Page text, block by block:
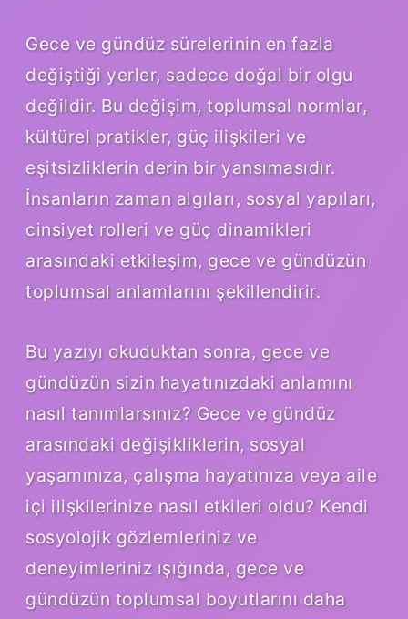
Gece ve gündüz sürelerinin en fazla
değiştiği yerler, sadece doğal bir olgu
değildir. Bu değişim, toplumsal normlar,
kültürel pratikler, güç ilişkileri ve
eşitsizliklerin derin bir yansımasıdır.
İnsanların zaman algıları, sosyal yapıları,
cinsiyet rolleri ve güç dinamikleri
arasındaki etkileşim, gece ve gündüzün
toplumsal anlamlarını şekillendirir.
Bu yazıyı okuduktan sonra, gece ve
gündüzün sizin hayatınızdaki anlamını
nasıl tanımlarsınız? Gece ve gündüz
arasındaki değişikliklerin, sosyal
yaşamınıza, çalışma hayatınıza veya aile
içi ilişkilerinize nasıl etkileri oldu? Kendi
sosyolojik gözlemleriniz ve
deneyimleriniz ışığında, gece ve
gündüzün toplumsal boyutlarını daha